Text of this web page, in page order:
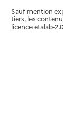
Sauf mention
tiers, les
licence etalab-